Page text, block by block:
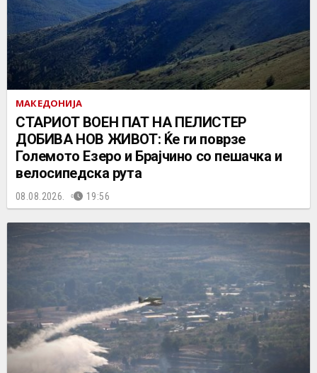
МАКЕДОНИЈА
СТАРИОТ ВОЕН ПАТ НА ПЕЛИСТЕР
ДОБИВА НОВ ЖИВОТ: Ќе ги поврзе
Големото Езеро и Брајчино со пешачка и
велосипедска рута
08.08.2026. 19:56